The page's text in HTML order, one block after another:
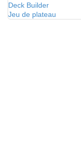
Deck Builder
Jeu de plateau